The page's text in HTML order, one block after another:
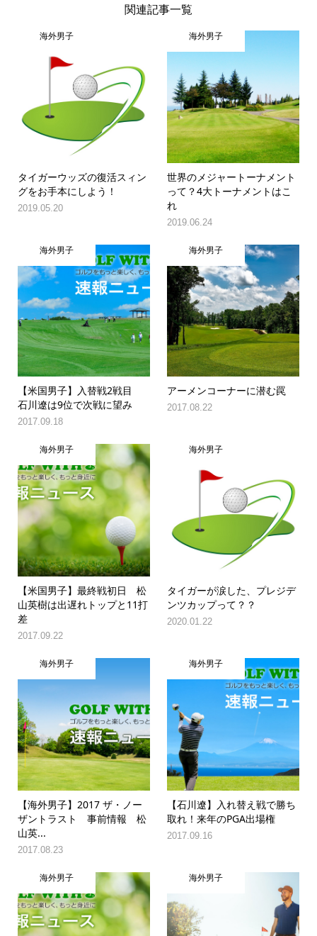
関連記事一覧
海外男子
タイガーウッズの復活スィン
グをお手本にしよう！
2019.05.20
海外男子
世界のメジャートーナメント
って？4大トーナメントはこ
れ
2019.06.24
海外男子
【米国男子】入替戦2戦目
石川遼は9位で次戦に望み
2017.09.18
海外男子
アーメンコーナーに潜む罠
2017.08.22
海外男子
【米国男子】最終戦初日 松
山英樹は出遅れトップと11打
差
2017.09.22
海外男子
タイガーが涙した、プレジデ
ンツカップって？？
2020.01.22
海外男子
【海外男子】2017 ザ・ノー
ザントラスト 事前情報 松
山英...
2017.08.23
海外男子
【石川遼】入れ替え戦で勝ち
取れ！来年のPGA出場権
2017.09.16
海外男子 海外男子